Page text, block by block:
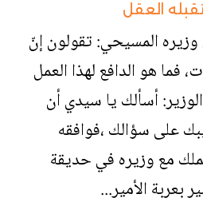
العقل
المسيحي: تقولون إنّ
هو الدافع لهذا العمل
أسألك يا سيدي أن
على سؤالك ،فوافقه
مع وزيره في حديقة
بعربة الأمير...